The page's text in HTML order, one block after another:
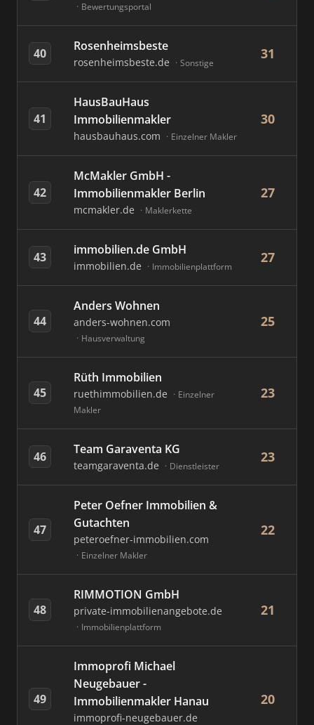
Bewertungsportal
40 Rosenheimsbeste
rosenheimsbeste.de Sonstige
31
41
HausBauHaus
Immobilienmakler
hausbauhaus.com Einzelner Makler
30
42
McMakler GmbH -
Immobilienmakler Berlin
mcmakler.de Maklerkette
27
43 immobilien.de GmbH
immobilien.de Immobilienplattform
27
44
Anders Wohnen
anders-wohnen.com
Hausverwaltung
25
45
Rüth Immobilien
ruethimmobilien.de
Einzelner
Makler
23
46 Team Garaventa KG
teamgaraventa.de Dienstleister
23
47
Peter Oefner Immobilien &
Gutachten
peteroefner-immobilien.com
Einzelner Makler
22
48
RIMMOTION GmbH
private-immobilienangebote.de
Immobilienplattform
21
49
Immoprofi Michael
Neugebauer -
Immobilienmakler Hanau
immoprofi-neugebauer.de
20